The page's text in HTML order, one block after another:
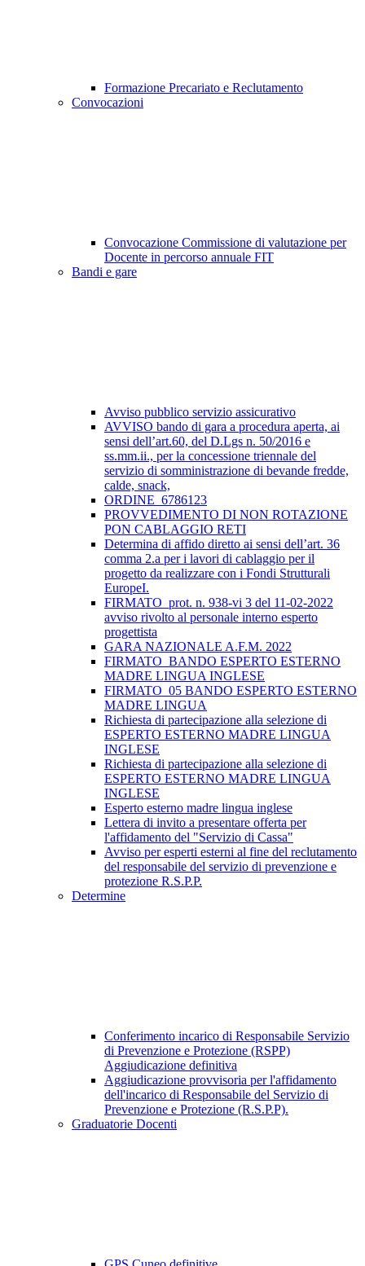
Formazione Precariato e Reclutamento
Convocazioni
Convocazione Commissione di valutazione per
Docente in percorso annuale FIT
Bandi e gare
Avviso pubblico servizio assicurativo
AVVISO bando di gara a procedura aperta, ai
sensi dell’art.60, del D.Lgs n. 50/2016 e
ss.mm.ii., per la concessione triennale del
servizio di somministrazione di bevande fredde,
calde, snack,
ORDINE_6786123
PROVVEDIMENTO DI NON ROTAZIONE
PON CABLAGGIO RETI
Determina di affido diretto ai sensi dell’art. 36
comma 2.a per i lavori di cablaggio per il
progetto da realizzare con i Fondi Strutturali
EuropeI.
FIRMATO_prot. n. 938-vi 3 del 11-02-2022
avviso rivolto al personale interno esperto
progettista
GARA NAZIONALE A.F.M. 2022
FIRMATO_BANDO ESPERTO ESTERNO
MADRE LINGUA INGLESE
FIRMATO_05 BANDO ESPERTO ESTERNO
MADRE LINGUA
Richiesta di partecipazione alla selezione di
ESPERTO ESTERNO MADRE LINGUA
INGLESE
Richiesta di partecipazione alla selezione di
ESPERTO ESTERNO MADRE LINGUA
INGLESE
Esperto esterno madre lingua inglese
Lettera di invito a presentare offerta per
l'affidamento del "Servizio di Cassa"
Avviso per esperti esterni al fine del reclutamento
del responsabile del servizio di prevenzione e
protezione R.S.P.P.
Determine
Conferimento incarico di Responsabile Servizio
di Prevenzione e Protezione (RSPP)
Aggiudicazione definitiva
Aggiudicazione provvisoria per l'affidamento
dell'incarico di Responsabile del Servizio di
Prevenzione e Protezione (R.S.P.P).
Graduatorie Docenti